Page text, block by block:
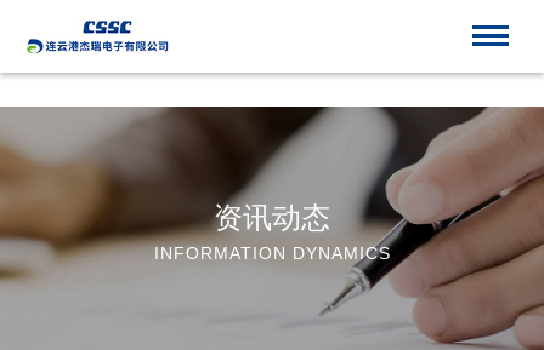
世界杯官网线上平台_世界杯(中国)
资讯动态
INFORMATION DYNAMICS